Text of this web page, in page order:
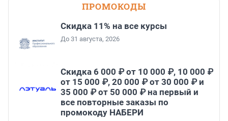
ПРОМОКОДЫ
Скидка 11% на все курсы
До 31 августа, 2026
Скидка 6 000 ₽ от 10 000 ₽, 10 000 ₽
от 15 000 ₽, 20 000 ₽ от 30 000 ₽ и
35 000 ₽ от 50 000 ₽ на первый и
все повторные заказы по
промокоду НАБЕРИ